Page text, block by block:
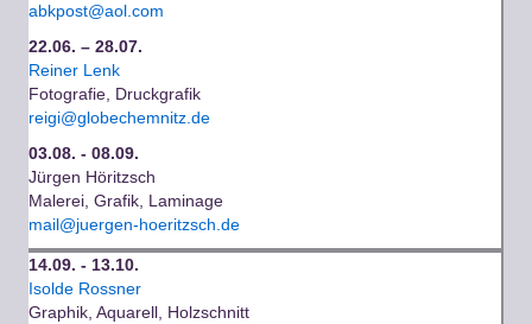
abkpost@aol.com
22.06. – 28.07.
Reiner Lenk
Fotografie, Druckgrafik
reigi@globechemnitz.de
03.08. - 08.09.
Jürgen Höritzsch
Malerei, Grafik, Laminage
mail@juergen-hoeritzsch.de
14.09. - 13.10.
Isolde Rossner
Graphik, Aquarell, Holzschnitt